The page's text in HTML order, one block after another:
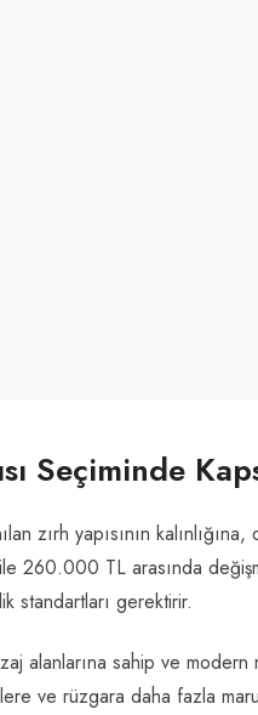
Seçiminde
zırh yapısının
260.000 TL arasında
standartları gerektirir.
alanlarına sahip ve modern
ve rüzgara daha fazla